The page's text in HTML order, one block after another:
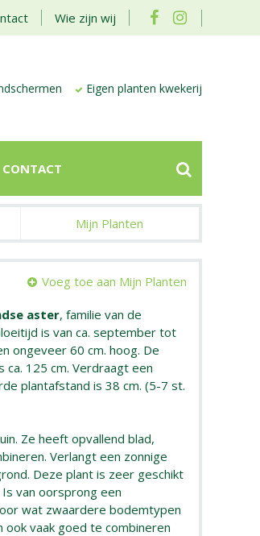
Wie zijn wij
Eigen planten kwekerij
CONTACT
Mijn Planten
Voeg toe aan Mijn Planten
aster, familie van de
is van ca. september tot
ongeveer 60 cm. hoog. De
ca. 125 cm. Verdraagt een
plantafstand is 38 cm. (5-7 st.
Ze heeft opvallend blad,
Verlangt een zonnige
Deze plant is zeer geschikt
van oorsprong een
wat zwaardere bodemtypen
ook vaak goed te combineren